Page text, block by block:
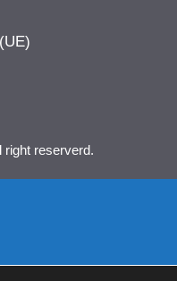
right reserverd.